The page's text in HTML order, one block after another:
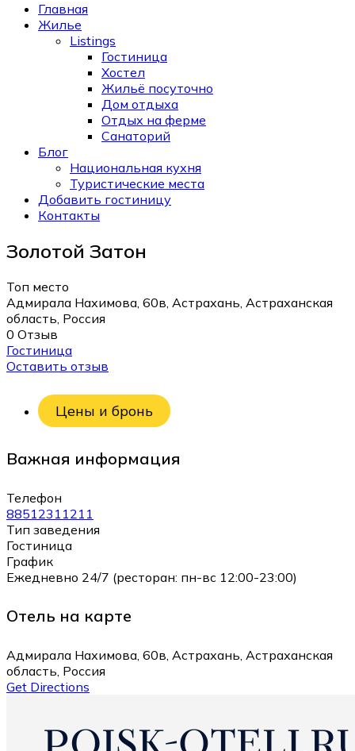
Главная
Жилье
Listings
Гостиница
Хостел
Жильё посуточно
Дом отдыха
Отдых на ферме
Санаторий
Блог
Национальная кухня
Туристические места
Добавить гостиницу
Контакты
Золотой Затон
Топ место
Адмирала Нахимова, 60в, Астрахань, Астраханская
область, Россия
0 Отзыв
Гостиница
Оставить отзыв
Цены и бронь
Важная информация
Телефон
88512311211
Тип заведения
Гостиница
График
Ежедневно 24/7 (ресторан: пн-вс 12:00-23:00)
Отель на карте
Адмирала Нахимова, 60в, Астрахань, Астраханская
область, Россия
Get Directions